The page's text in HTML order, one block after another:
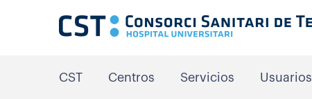
CST Centros Servicios Usuarios